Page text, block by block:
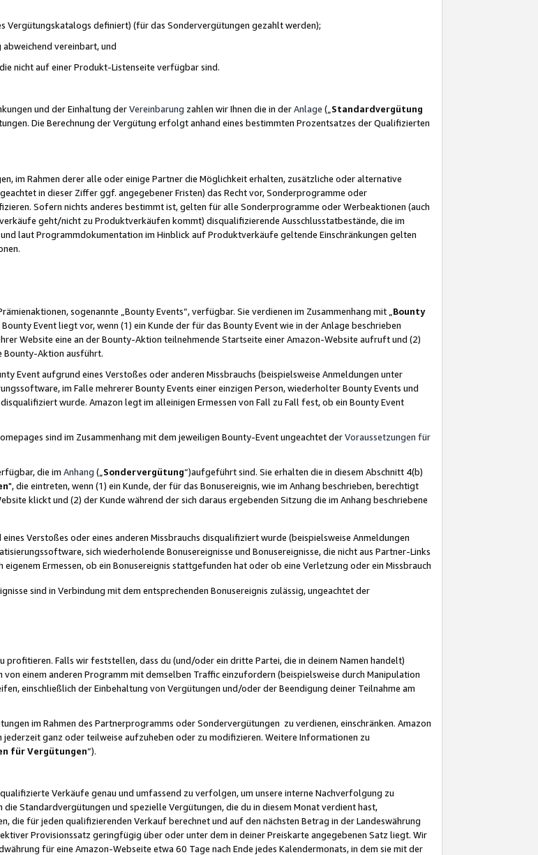
Vergütungskatalogs definiert) (für das Sondervergütungen gezahlt werden);
vereinbart, und
nicht auf einer Produkt-Listenseite verfügbar sind.
und der Einhaltung derVereinbarung zahlen wir Ihnen die in derAnlage („ Standardvergütung
Die Berechnung der Vergütung erfolgt anhand eines bestimmten Prozentsatzes der Qualifizierten
im Rahmen derer alle oder einige Partner die Möglichkeit erhalten, zusätzliche oder alternative
in dieser Ziffer ggf. angegebener Fristen) das Recht vor, Sonderprogramme oder
Sofern nichts anderes bestimmt ist, gelten für alle Sonderprogramme oder Werbeaktionen (auch
geht/nicht zu Produktverkäufen kommt) disqualifizierende Ausschlusstatbestände, die im
laut Programmdokumentation im Hinblick auf Produktverkäufe geltende Einschränkungen gelten
sogenannte „Bounty Events“, verfügbar. Sie verdienen im Zusammenhang mit „ Bounty
Event liegt vor, wenn (1) ein Kunde der für das Bounty Event wie in der Anlage beschrieben
Website eine an der Bounty-Aktion teilnehmende Startseite einer Amazon-Website aufruft und (2)
Bounty-Aktion ausführt.
Event aufgrund eines Verstoßes oder anderen Missbrauchs (beispielsweise Anmeldungen unter
im Falle mehrerer Bounty Events einer einzigen Person, wiederholter Bounty Events und
wurde. Amazon legt im alleinigen Ermessen von Fall zu Fall fest, ob ein Bounty Event
sind im Zusammenhang mit dem jeweiligen Bounty-Event ungeachtet derVoraussetzungen für
die im Anhang („ Sondervergütung“)aufgeführt sind. Sie erhalten die in diesem Abschnitt 4(b)
", die eintreten, wenn (1) ein Kunde, der für das Bonusereignis, wie im Anhang beschrieben, berechtigt
klickt und (2) der Kunde während der sich daraus ergebenden Sitzung die im Anhang beschriebene
Verstoßes oder eines anderen Missbrauchs disqualifiziert wurde (beispielsweise Anmeldungen
sich wiederholende Bonusereignisse und Bonusereignisse, die nicht aus Partner-Links
Ermessen, ob ein Bonusereignis stattgefunden hat oder ob eine Verletzung oder ein Missbrauch
sind in Verbindung mit dem entsprechenden Bonusereignis zulässig, ungeachtet der
Falls wir feststellen, dass du (und/oder ein dritte Partei, die in deinem Namen handelt)
einem anderen Programm mit demselben Traffic einzufordern (beispielsweise durch Manipulation
einschließlich der Einbehaltung von Vergütungen und/oder der Beendigung deiner Teilnahme am
im Rahmen des Partnerprogramms oder Sondervergütungen zu verdienen, einschränken. Amazon
jederzeit ganz oder teilweise aufzuheben oder zu modifizieren. Weitere Informationen zu
für Vergütungen“).
Verkäufe genau und umfassend zu verfolgen, um unsere interne Nachverfolgung zu
Standardvergütungen und spezielle Vergütungen, die du in diesem Monat verdient hast,
die für jeden qualifizierenden Verkauf berechnet und auf den nächsten Betrag in der Landeswährung
Provisionssatz geringfügig über oder unter dem in deiner Preiskarte angegebenen Satz liegt. Wir
für eine Amazon-Webseite etwa 60 Tage nach Ende jedes Kalendermonats, in dem sie mit der